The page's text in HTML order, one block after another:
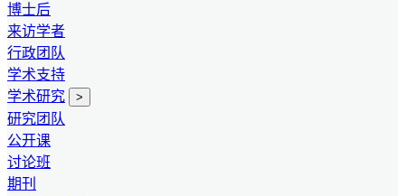
博士后
来访学者
行政团队
学术支持
学术研究
>
研究团队
公开课
讨论班
期刊